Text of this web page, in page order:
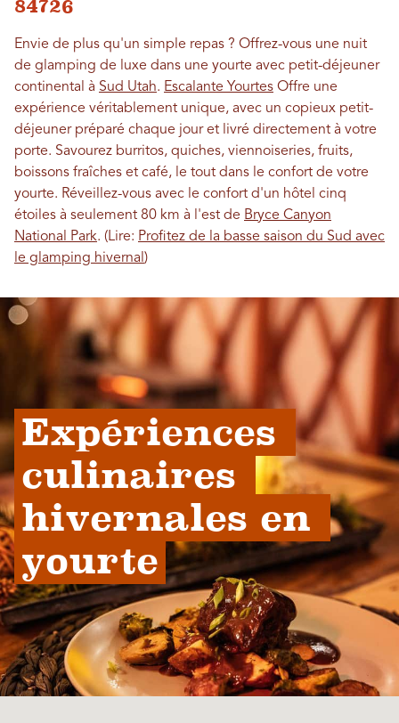
84726
Envie de plus qu'un simple repas ? Offrez-vous une nuit
de glamping de luxe dans une yourte avec petit-déjeuner
continental à Sud Utah. Escalante Yourtes Offre une
expérience véritablement unique, avec un copieux petit-
déjeuner préparé chaque jour et livré directement à votre
porte. Savourez burritos, quiches, viennoiseries, fruits,
boissons fraîches et café, le tout dans le confort de votre
yourte. Réveillez-vous avec le confort d'un hôtel cinq
étoiles à seulement 80 km à l'est de Bryce Canyon
National Park. (Lire: Profitez de la basse saison du Sud avec
le glamping hivernal )
Expériences
culinaires
hivernales en
yourte